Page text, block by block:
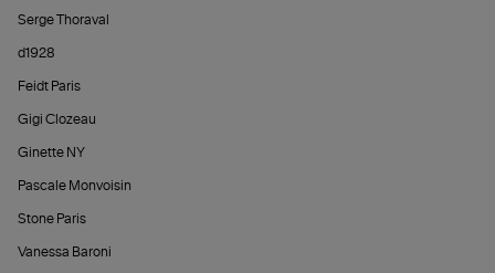
Serge Thoraval
d1928
Feidt Paris
Gigi Clozeau
Ginette NY
Pascale Monvoisin
Stone Paris
Vanessa Baroni